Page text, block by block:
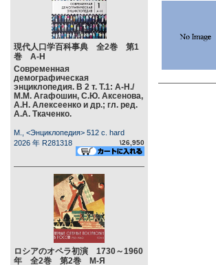
現代人口学百科事典 全2巻 第1
巻 А-Н
Современная
демографическая
энциклопедия. В 2 т. Т.1: А-Н./
М.М. Агафошин, С.Ю. Аксенова,
А.Н. Алексеенко и др.; гл. ред.
А.А. Ткаченко.
М., <Энциклопедия> 512 c. hard
2026 年 R281318
\26,950
ロシアのオペラ初演 1730～1960
年 全2巻 第2巻 М-Я